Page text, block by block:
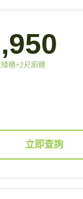
櫃+2尺廁櫃
立即查詢